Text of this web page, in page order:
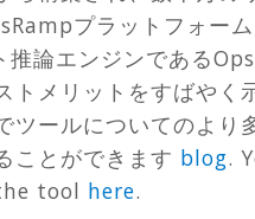
プラットフォー
推論エンジンである
トメリットをすばやく
ツールについてのより
ことができます blog.
tool here.